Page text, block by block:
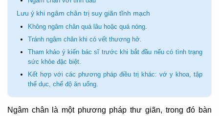
Lưu ý khi ngâm chân trị suy giãn tĩnh mạch
Không ngâm chân quá lâu hoặc quá nóng.
Tránh ngâm chân khi có vết thương hở.
Tham khảo ý kiến bác sĩ trước khi bắt đầu nếu có tình trạng
sức khỏe đặc biệt.
Kết hợp với các phương pháp điều trị khác: vớ y khoa, tập
thể dục, chế độ ăn uống.
Ngâm chân là một phương pháp thư giãn, trong đó bàn